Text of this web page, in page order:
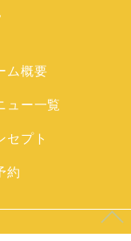
ム概要
ュー一覧
セプト
約